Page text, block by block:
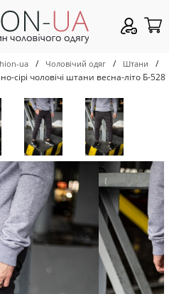
ua / Чоловічий одяг / Штани
/
сірі чоловічі штани весна-літо Б-528